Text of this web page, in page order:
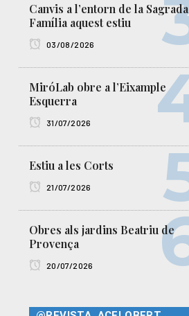
Canvis a l’entorn de la Sagrada
Família aquest estiu
03/08/2026
MiróLab obre a l’Eixample
Esquerra
31/07/2026
Estiu a les Corts
21/07/2026
Obres als jardins Beatriu de
Provença
20/07/2026